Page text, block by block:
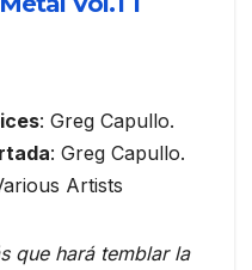
: Greg Capullo.
: Greg Capullo.
Artists
que hará temblar la